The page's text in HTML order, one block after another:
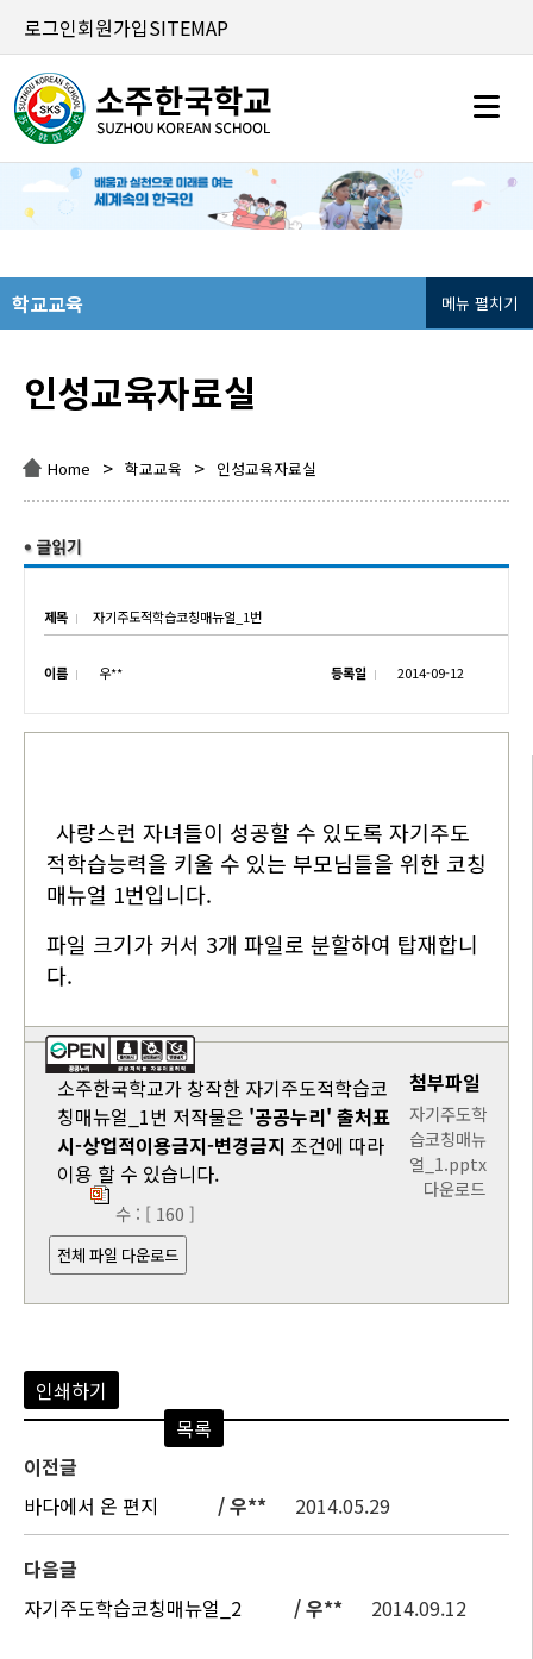
로그인회원가입SITEMAP
학교교육 메뉴 펼치기
인성교육자료실
Home > 학교교육 > 인성교육자료실
제목 자기주도적학습코칭매뉴얼_1번
이름 우** 등록일 2014-09-12
사랑스런 자녀들이 성공할 수 있도록 자기주도
적학습능력을 키울 수 있는 부모님들을 위한 코칭
매뉴얼 1번입니다.
파일 크기가 커서 3개 파일로 분할하여 탑재합니
다.
소주한국학교가 창작한 자기주도적학습코
칭매뉴얼_1번 저작물은 '공공누리' 출처표
시-상업적이용금지-변경금지 조건에 따라
이용 할 수 있습니다.
첨부파일
자기주도학
습코칭매뉴
얼_1.pptx
다운로드
수 : [ 160 ]
전체 파일 다운로드
인쇄하기
목록
이전글
바다에서 온 편지
/ 우** 2014.05.29
다음글
자기주도학습코칭매뉴얼_2
/ 우** 2014.09.12